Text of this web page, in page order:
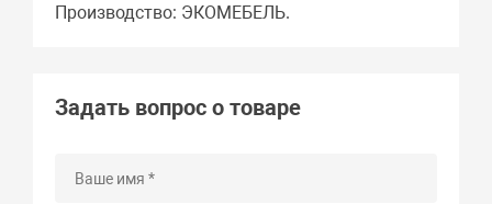
Производство: ЭКОМЕБЕЛЬ.
Задать вопрос о товаре